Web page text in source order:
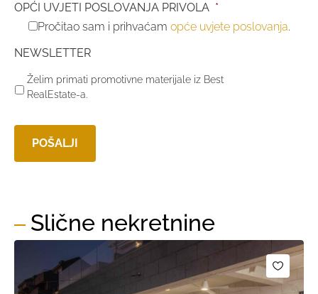
OPĆI UVJETI POSLOVANJA PRIVOLA *
Pročitao sam i prihvaćam opće uvjete poslovanja.
NEWSLETTER
Želim primati promotivne materijale iz Best
RealEstate-a.
Slične nekretnine